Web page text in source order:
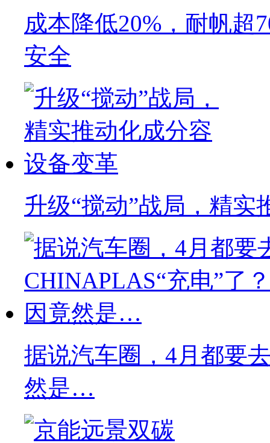
成本降低20%，耐帆超
安全
升级“搅动”战局，精实
据说汽车圈，4月都要
然是…